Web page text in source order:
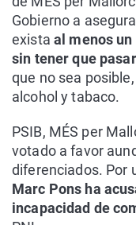
Gobierno a
exista al menos
sin tener que
que no sea
alcohol y tabaco.
PSIB, MÉS per
votado a favor
diferenciados. Por
Marc Pons ha
incapacidad de